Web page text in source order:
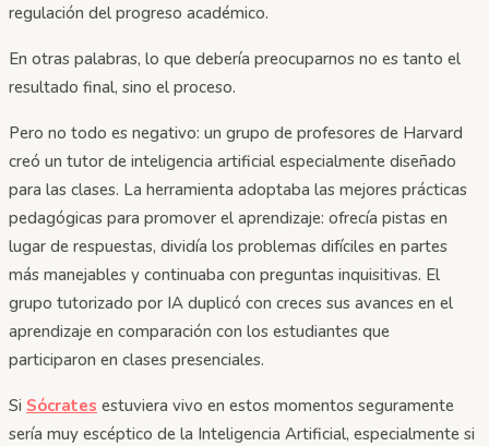
regulación del progreso académico.
En otras palabras, lo que debería preocuparnos no es tanto el
resultado final, sino el proceso.
Pero no todo es negativo: un grupo de profesores de Harvard
creó un tutor de inteligencia artificial especialmente diseñado
para las clases. La herramienta adoptaba las mejores prácticas
pedagógicas para promover el aprendizaje: ofrecía pistas en
lugar de respuestas, dividía los problemas difíciles en partes
más manejables y continuaba con preguntas inquisitivas. El
grupo tutorizado por IA duplicó con creces sus avances en el
aprendizaje en comparación con los estudiantes que
participaron en clases presenciales.
Si Sócrates estuviera vivo en estos momentos seguramente
sería muy escéptico de la Inteligencia Artificial, especialmente si